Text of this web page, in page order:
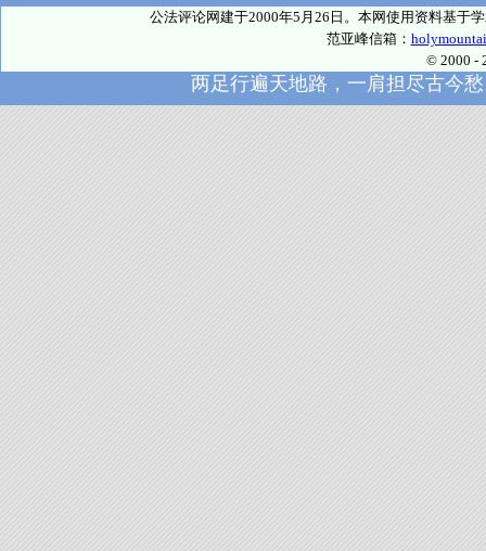
公法评论网建于2000年5月26日。本网使用资料基于
范亚峰信箱：
© 2000 -
两足行遍天地路，一肩担尽古今